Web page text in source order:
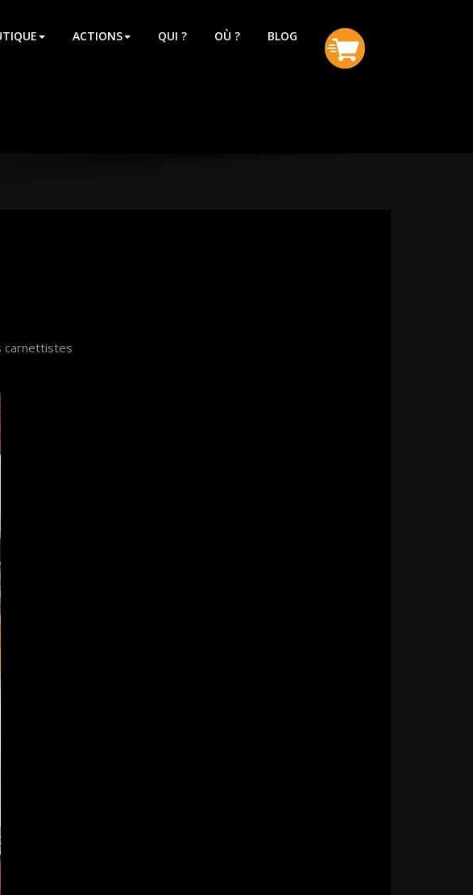
ACTIONS QUI ? OÙ ? BLOG
carnettistes